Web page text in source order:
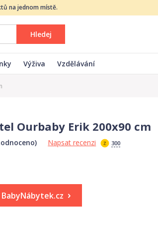
na jednom místě.
Hledej
Výživa Vzdělávání
Ourbaby Erik 200x90 cm
Napsat recenzi 300